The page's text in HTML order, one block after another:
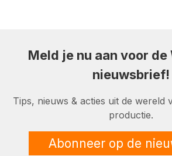
Meld je nu aan voor
nieuwsbrief!
Tips, nieuws & acties uit de wereld
productie.
Abonneer op de